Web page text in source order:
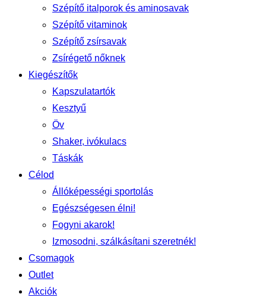
Szépítő italporok és aminosavak
Szépítő vitaminok
Szépítő zsírsavak
Zsírégető nőknek
Kiegészítők
Kapszulatartók
Kesztyű
Öv
Shaker, ivókulacs
Táskák
Célod
Állóképességi sportolás
Egészségesen élni!
Fogyni akarok!
Izmosodni, szálkásítani szeretnék!
Csomagok
Outlet
Akciók